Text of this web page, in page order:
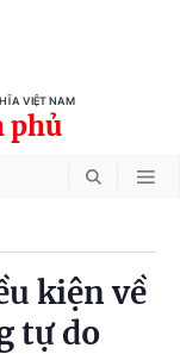
VIỆT NAM
phủ
kiện về
tự do